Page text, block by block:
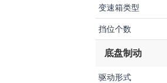
变速箱类型
挡位个数
底盘制动
驱动形式